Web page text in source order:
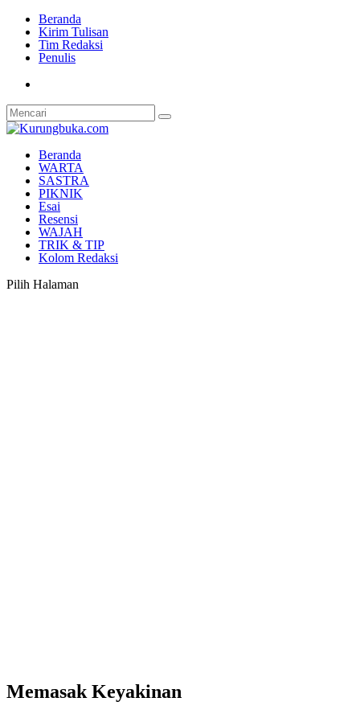
Beranda
Kirim Tulisan
Tim Redaksi
Penulis
Beranda
WARTA
SASTRA
PIKNIK
Esai
Resensi
WAJAH
TRIK & TIP
Kolom Redaksi
Pilih Halaman
Memasak Keyakinan